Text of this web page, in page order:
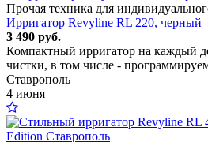
Прочая техника для
Ирригатор Revyline RL 220, черный
3 490 руб.
Компактный ирригатор на каждый
чистки, в том числе -
Ставрополь
4 июня